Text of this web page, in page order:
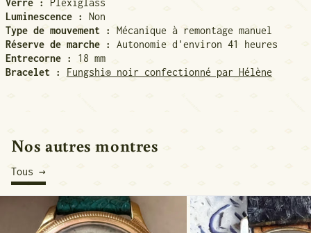
Verre :
Plexiglass
Luminescence :
Non
Type de mouvement :
Mécanique à remontage manuel
Réserve de marche :
Autonomie d'environ 41 heures
Entrecorne :
18 mm
Bracelet :
Fungshi® noir confectionné par Hélène
Nos autres montres
Tous
1960 Philippe Précision Aviateur